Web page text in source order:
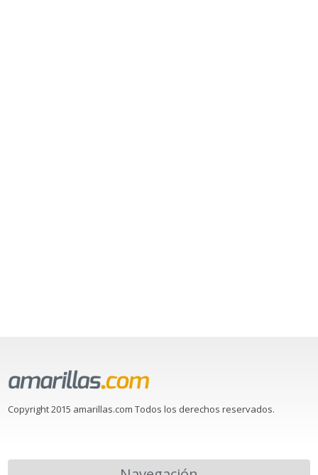
Copyright 2015 amarillas.com Todos los derechos reservados.